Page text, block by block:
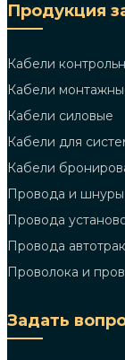
Продукция
Кабели
Кабели
Кабели силовые
Кабели для
Кабели
Провода и
Провода
Провода
Проволока и
Задать